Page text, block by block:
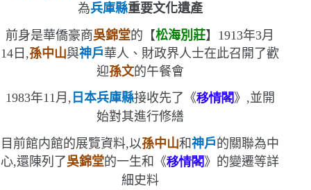
為兵庫縣重要文化遺產
前身是華僑豪商吳錦堂的【松海別莊】 1913年3月
14 日,孫中山與神戶華人、財政界人士在此召開了歡
迎孫文的午餐會
1983年11月, 日本兵庫縣接收先了《移情閣》,並開
始對其進行修繕
目前館内館的展覽資料,以孫中山和神戶 的關聯為中
心,還陳列了吳錦堂的一生和《移情閣》的變遷等詳
細史料